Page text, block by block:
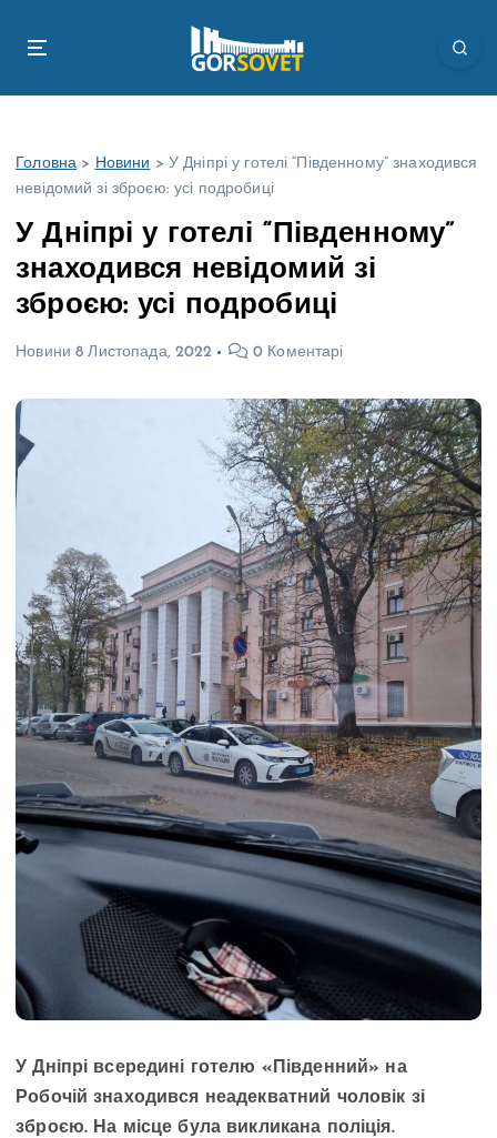
Головна > Новини > У Дніпрі у готелі “Південному” знаходився
невідомий зі зброєю: усі подробиці
У Дніпрі у готелі “Південному”
знаходився невідомий зі
зброєю: усі подробиці
Новини 8 Листопада, 2022 0 Коментарі
У Дніпрі всередині готелю «Південний» на
Робочій знаходився неадекватний чоловік зі
зброєю. На місце була викликана поліція.